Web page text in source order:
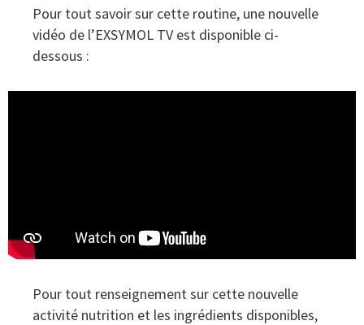
Pour tout savoir sur cette routine, une nouvelle
vidéo de l’EXSYMOL TV est disponible ci-
dessous :
Pour tout renseignement sur cette nouvelle
activité nutrition et les ingrédients disponibles,